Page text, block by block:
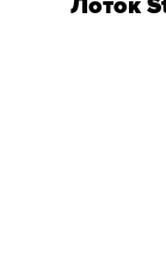
Лоток